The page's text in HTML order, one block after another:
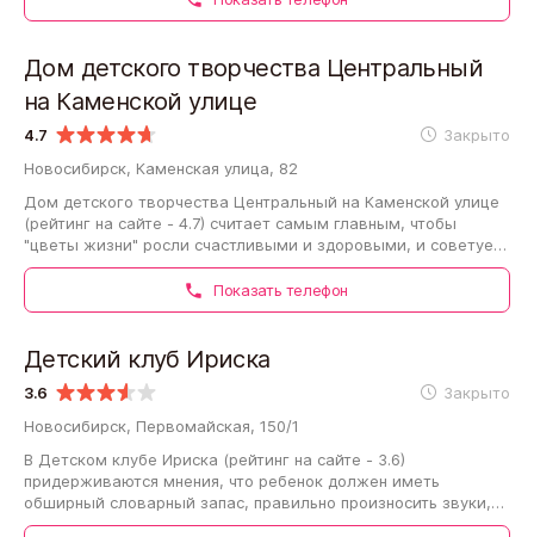
4.7 Закрыто
Дом детского творчества Центральный
на Каменской улице
Новосибирск, Каменская улица, 82
Дом детского творчества Центральный на Каменской улице
(рейтинг на сайте - 4.7) считает самым главным, чтобы
"цветы жизни" росли счастливыми и здоровыми, и советует
найти время и заглянуть в…
Показать телефон
3.6 Закрыто
Детский клуб Ириска
Новосибирск, Первомайская, 150/1
В Детском клубе Ириска (рейтинг на сайте - 3.6)
придерживаются мнения, что ребенок должен иметь
обширный словарный запас, правильно произносить звуки,
уметь согласовывать прилагательные с существительными…